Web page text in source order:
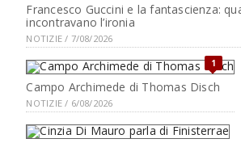
Francesco Guccini e la fantascienza:
incontravano l’ironia
NOTIZIE / 7/08/2026
1
Campo Archimede di Thomas Disch
NOTIZIE / 6/08/2026